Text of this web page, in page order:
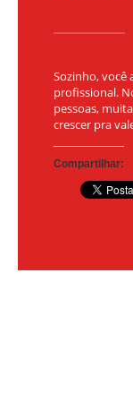
Sozinho, você
profissional.
pessoas,
crescer pra
Compartilhar: